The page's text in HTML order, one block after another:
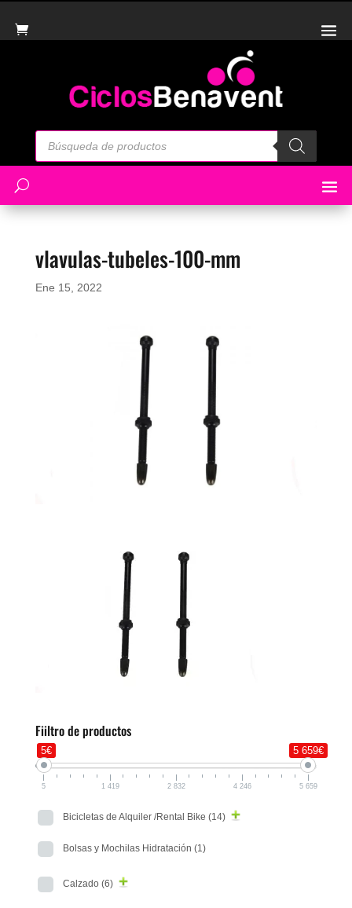
Búsqueda
de
vlavulas-tubeles-100-mm
Ene 15, 2022
Fiiltro de productos
5€ 5 659€
5 1 419 2 832 4 246 5 659
Bicicletas de Alquiler /Rental Bike (14)
Bolsas y Mochilas Hidratación (1)
Calzado (6)